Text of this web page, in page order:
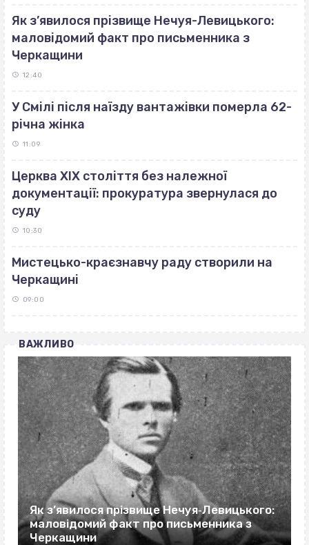
Як з’явилося прізвище Нечуя-Левицького:
маловідомий факт про письменника з
Черкащини
12:40
У Смілі після наїзду вантажівки померла 62-
річна жінка
11:09
Церква ХІХ століття без належної
документації: прокуратура звернулася до
суду
10:30
Мистецько-краєзнавчу раду створили на
Черкащині
09:00
ВАЖЛИВО
Як з’явилося прізвище Нечуя‐Левицького:
маловідомий факт про письменника з
Черкащини